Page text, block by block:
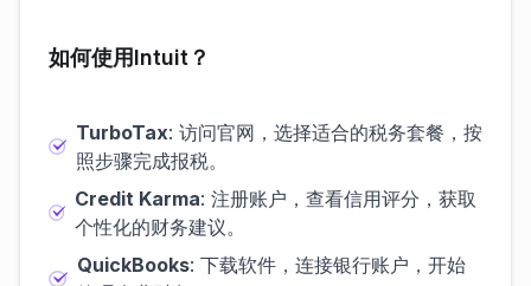
如何使用Intuit？
TurboTax: 访问官网，选择适合的税务套餐，按
照步骤完成报税。
Credit Karma: 注册账户，查看信用评分，获取
个性化的财务建议。
QuickBooks: 下载软件，连接银行账户，开始